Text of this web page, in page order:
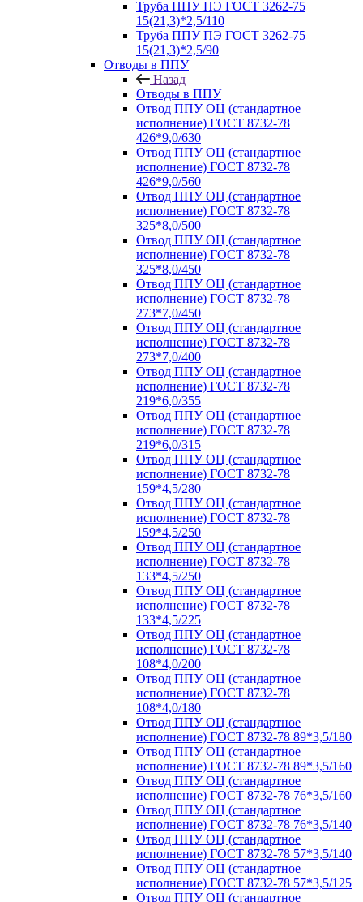
Труба ППУ ПЭ ГОСТ 3262-75
15(21,3)*2,5/110
Труба ППУ ПЭ ГОСТ 3262-75
15(21,3)*2,5/90
Отводы в ППУ
Назад
Отводы в ППУ
Отвод ППУ ОЦ (стандартное
исполнение) ГОСТ 8732-78
426*9,0/630
Отвод ППУ ОЦ (стандартное
исполнение) ГОСТ 8732-78
426*9,0/560
Отвод ППУ ОЦ (стандартное
исполнение) ГОСТ 8732-78
325*8,0/500
Отвод ППУ ОЦ (стандартное
исполнение) ГОСТ 8732-78
325*8,0/450
Отвод ППУ ОЦ (стандартное
исполнение) ГОСТ 8732-78
273*7,0/450
Отвод ППУ ОЦ (стандартное
исполнение) ГОСТ 8732-78
273*7,0/400
Отвод ППУ ОЦ (стандартное
исполнение) ГОСТ 8732-78
219*6,0/355
Отвод ППУ ОЦ (стандартное
исполнение) ГОСТ 8732-78
219*6,0/315
Отвод ППУ ОЦ (стандартное
исполнение) ГОСТ 8732-78
159*4,5/280
Отвод ППУ ОЦ (стандартное
исполнение) ГОСТ 8732-78
159*4,5/250
Отвод ППУ ОЦ (стандартное
исполнение) ГОСТ 8732-78
133*4,5/250
Отвод ППУ ОЦ (стандартное
исполнение) ГОСТ 8732-78
133*4,5/225
Отвод ППУ ОЦ (стандартное
исполнение) ГОСТ 8732-78
108*4,0/200
Отвод ППУ ОЦ (стандартное
исполнение) ГОСТ 8732-78
108*4,0/180
Отвод ППУ ОЦ (стандартное
исполнение) ГОСТ 8732-78 89*3,5/180
Отвод ППУ ОЦ (стандартное
исполнение) ГОСТ 8732-78 89*3,5/160
Отвод ППУ ОЦ (стандартное
исполнение) ГОСТ 8732-78 76*3,5/160
Отвод ППУ ОЦ (стандартное
исполнение) ГОСТ 8732-78 76*3,5/140
Отвод ППУ ОЦ (стандартное
исполнение) ГОСТ 8732-78 57*3,5/140
Отвод ППУ ОЦ (стандартное
исполнение) ГОСТ 8732-78 57*3,5/125
Отвод ППУ ОЦ (стандартное